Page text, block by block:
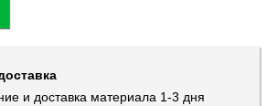
и доставка материала 1-3 дня